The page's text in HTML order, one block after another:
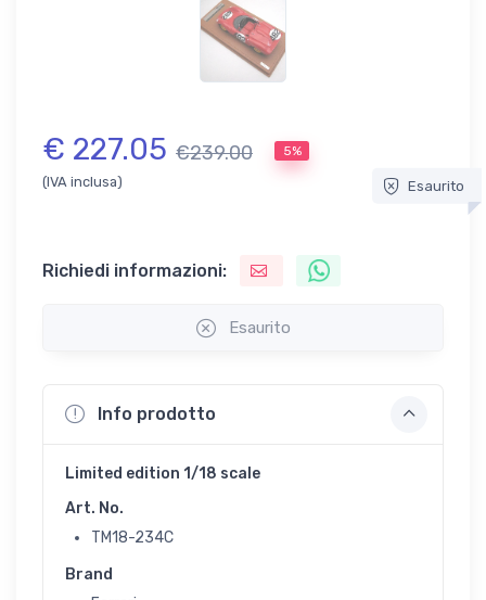
€ 227.05 €239.00 5%
(IVA inclusa) Esaurito
Richiedi informazioni:
Esaurito
Info prodotto
Limited edition 1/18 scale
Art. No.
TM18-234C
Brand